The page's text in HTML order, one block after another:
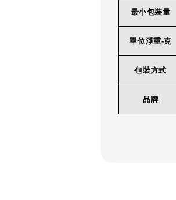
最小包裝量
單位淨重-克
包裝方式
品牌